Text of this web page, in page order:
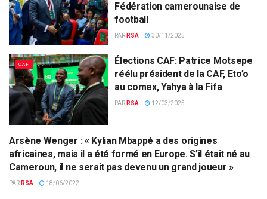
Fédération camerounaise de
football
PAR RSA 30/11/2025
CAF
Élections CAF: Patrice Motsepe
réélu président de la CAF, Eto’o
au comex, Yahya à la Fifa
PAR RSA 12/03/2025
FIFA
Arsène Wenger : « Kylian Mbappé a des origines
africaines, mais il a été formé en Europe. S’il était né au
Cameroun, il ne serait pas devenu un grand joueur »
PAR RSA 18/06/2022